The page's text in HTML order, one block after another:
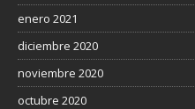
enero 2021
diciembre 2020
noviembre 2020
octubre 2020